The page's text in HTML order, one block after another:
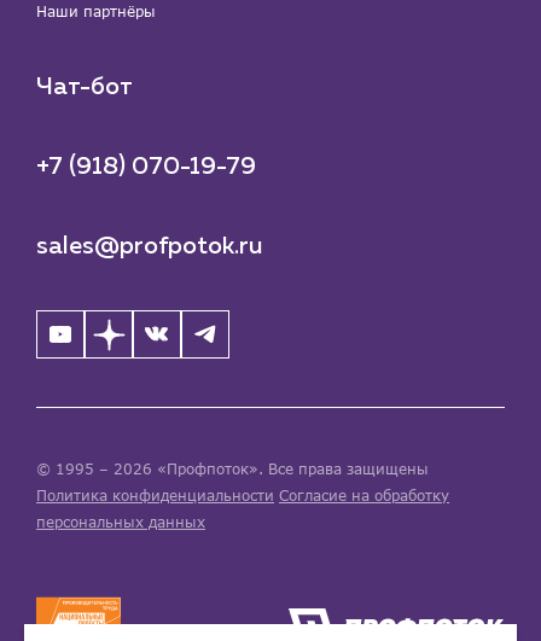
Наши партнёры
Чат-бот
+7 (918) 070-19-79
sales@profpotok.ru
© 1995 – 2026 «Профпоток». Все права защищены
Политика конфиденциальности Согласие на обработку
персональных данных